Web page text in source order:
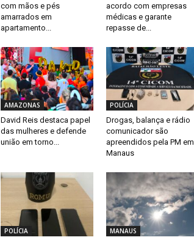
com mãos e pés
amarrados em
apartamento...
acordo com empresas
médicas e garante
repasse de...
AMAZONAS
David Reis destaca papel
das mulheres e defende
união em torno...
POLÍCIA
Drogas, balança e rádio
comunicador são
apreendidos pela PM em
Manaus
POLÍCIA MANAUS